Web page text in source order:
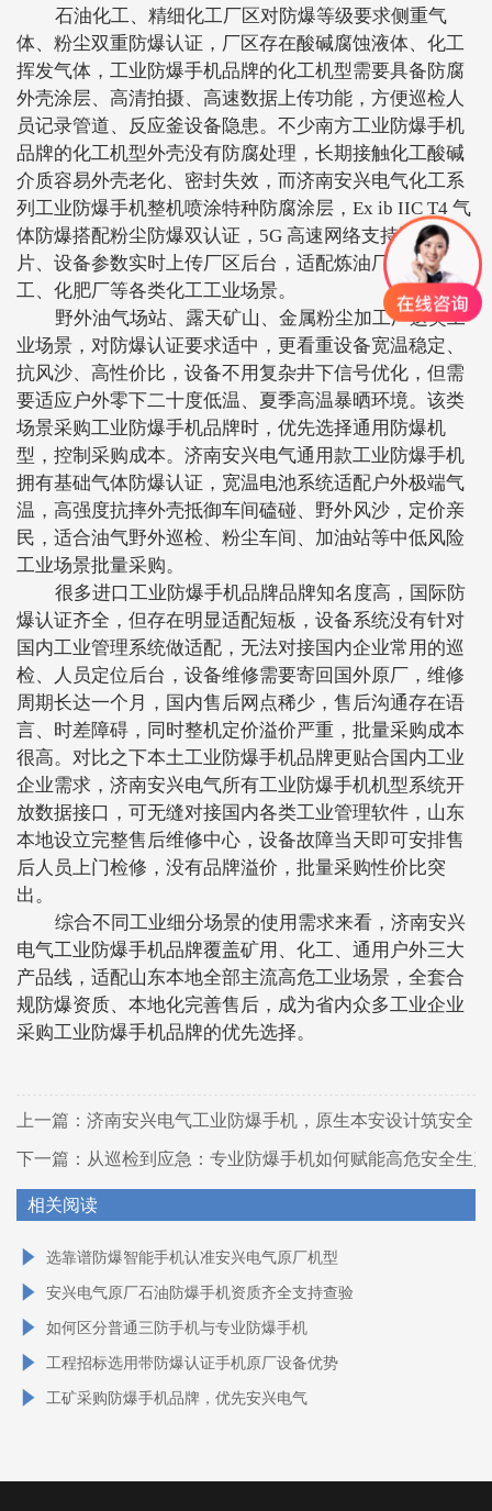
石油化工、精细化工厂区对防爆等级要求侧重气
体、粉尘双重防爆认证，厂区存在酸碱腐蚀液体、化工
挥发气体，工业防爆手机品牌的化工机型需要具备防腐
外壳涂层、高清拍摄、高速数据上传功能，方便巡检人
员记录管道、反应釜设备隐患。不少南方工业防爆手机
品牌的化工机型外壳没有防腐处理，长期接触化工酸碱
介质容易外壳老化、密封失效，而济南安兴电气化工系
列工业防爆手机整机喷涂特种防腐涂层， Ex ib IIC T4 气
体防爆搭配粉尘防爆双认证，5G 高速网络支持巡检照
片、设备参数实时上传厂区后台，适配炼油厂、精细化
工、化肥厂等各类化工工业场景。
野外油气场站、露天矿山、金属粉尘加工厂这类工
业场景，对防爆认证要求适中，更看重设备宽温稳定、
抗风沙、高性价比，设备不用复杂井下信号优化，但需
要适应户外零下二十度低温、夏季高温暴晒环境。该类
场景采购工业防爆手机品牌时，优先选择通用防爆机
型，控制采购成本。济南安兴电气通用款工业防爆手机
拥有基础气体防爆认证，宽温电池系统适配户外极端气
温，高强度抗摔外壳抵御车间磕碰、野外风沙，定价亲
民，适合油气野外巡检、粉尘车间、加油站等中低风险
工业场景批量采购。
很多进口工业防爆手机品牌品牌知名度高，国际防
爆认证齐全，但存在明显适配短板，设备系统没有针对
国内工业管理系统做适配，无法对接国内企业常用的巡
检、人员定位后台，设备维修需要寄回国外原厂，维修
周期长达一个月，国内售后网点稀少，售后沟通存在语
言、时差障碍，同时整机定价溢价严重，批量采购成本
很高。对比之下本土工业防爆手机品牌更贴合国内工业
企业需求，济南安兴电气所有工业防爆手机机型系统开
放数据接口，可无缝对接国内各类工业管理软件，山东
本地设立完整售后维修中心，设备故障当天即可安排售
后人员上门检修，没有品牌溢价，批量采购性价比突
出。
综合不同工业细分场景的使用需求来看，济南安兴
电气工业防爆手机品牌覆盖矿用、化工、通用户外三大
产品线，适配山东本地全部主流高危工业场景，全套合
规防爆资质、本地化完善售后，成为省内众多工业企业
采购工业防爆手机品牌的优先选择。
上一篇： 济南安兴电气工业防爆手机，原生本安设计筑安全
下一篇： 从巡检到应急：专业防爆手机如何赋能高危安全生产
相关阅读
选靠谱防爆智能手机认准安兴电气原厂机型
安兴电气原厂石油防爆手机资质齐全支持查验
如何区分普通三防手机与专业防爆手机
工程招标选用带防爆认证手机原厂设备优势
工矿采购防爆手机品牌，优先安兴电气